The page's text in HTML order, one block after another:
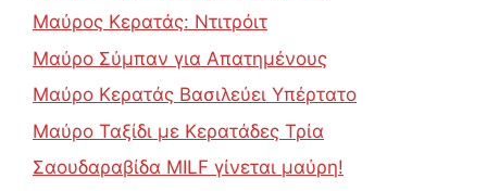
Μαύρος Κερατάς: Ντιτρόιτ
Μαύρο Σύμπαν για Απατημένους
Μαύρο Κερατάς Βασιλεύει Υπέρτατο
Μαύρο Ταξίδι με Κερατάδες Τρία
Σαουδαραβίδα MILF γίνεται μαύρη!